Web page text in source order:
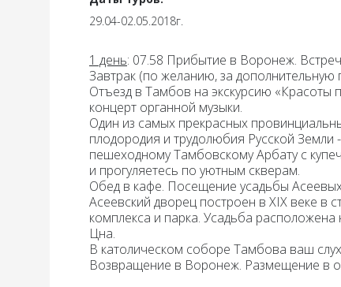
29.04-02.05.2018г.
1 день: 07.58 Прибытие в Воронеж.
Завтрак (по желанию, за дополнительную
Отъезд в Тамбов на экскурсию «Красоты
концерт органной музыки.
Один из самых прекрасных
плодородия и трудолюбия Русской
пешеходному Тамбовскому Арбату с
и прогуляетесь по уютным скверам.
Обед в кафе. Посещение усадьбы
Асеевский дворец построен в XIX веке в
комплекса и парка. Усадьба
Цна.
В католическом соборе Тамбова ваш
Возвращение в Воронеж. Размещение в